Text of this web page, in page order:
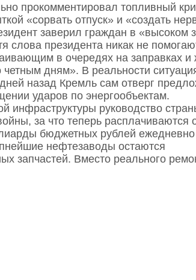
прокомментировал топливный
«сорвать отпуск» и «создать
заверил граждан в «высоком
слова президента никак не
в очередях на заправках
дням». В реальности
назад Кремль сам отверг
ударов по энергообъектам.
инфраструктуры руководство
за что теперь расплачиваются
бюджетных рублей ежедневно
нефтезаводы остаются
запчастей. Вместо реального